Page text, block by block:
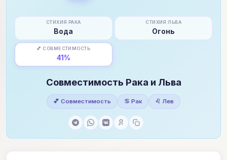
СТИХИЯ РАКА
Вода
СТИХИЯ ЛЬВА
Огонь
💕 СОВМЕСТИМОСТЬ
41%
Совместимость Рака и Льва
💕 Совместимость ♋ Рак ♌ Лев